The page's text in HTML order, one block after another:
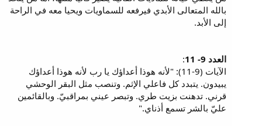
بالله المتعالى الأبدي فيرفعه للسماويات ويحيا معه في الراحة
إلى الأبد.
العدد 9- 11
:
الآيات (9-11): "لأنه هوذا أعداؤك يا رب لأنه هوذا أعداؤك
يبيدون. يتبدد كل فاعلي الإثم. وتنصب مثل البقر الوحشي
قرني. تدهنت بزيت طري. وتبصر عيني بمراقبيّ. وبالقائمين
عليّ بالشر تسمع أذناي."